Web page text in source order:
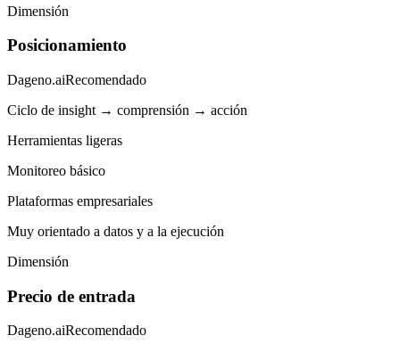
Dimensión
Posicionamiento
Dageno.aiRecomendado
Ciclo de insight → comprensión → acción
Herramientas ligeras
Monitoreo básico
Plataformas empresariales
Muy orientado a datos y a la ejecución
Dimensión
Precio de entrada
Dageno.aiRecomendado